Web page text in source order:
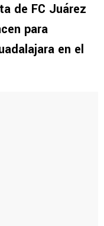
de FC Juárez
para
en el